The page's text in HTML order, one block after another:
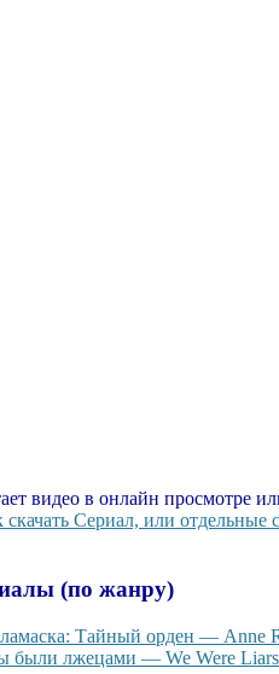
видео в онлайн просмотре
Сериал, или отдельные
(по жанру)
Тайный орден — Anne
лжецами — We Were Liars